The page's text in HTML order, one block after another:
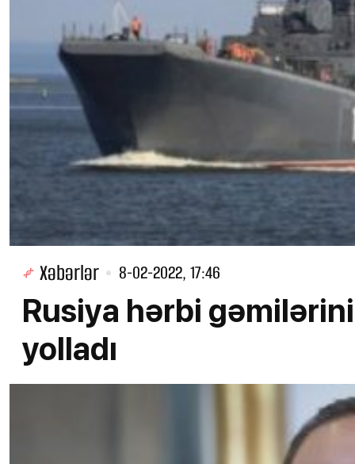
Xəbərlər 8-02-2022, 17:46
Rusiya hərbi
yolladı